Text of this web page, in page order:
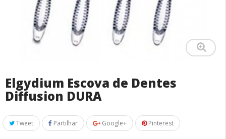
Elgydium Escova de Dentes
Diffusion DURA
Tweet Partilhar Google+ Pinterest